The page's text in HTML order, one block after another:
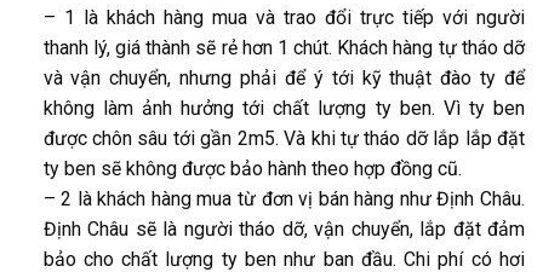
– 1 là khách hàng mua và trao đổi trực tiếp với người
thanh lý, giá thành sẽ rẻ hơn 1 chút. Khách hàng tự tháo dỡ
và vận chuyển, nhưng phải để ý tới kỹ thuật đào ty để
không làm ảnh hưởng tới chất lượng ty ben. Vì ty ben
được chôn sâu tới gần 2m5. Và khi tự tháo dỡ lắp lắp đặt
ty ben sẽ không được bảo hành theo hợp đồng cũ.
– 2 là khách hàng mua từ đơn vị bán hàng như Định Châu.
Định Châu sẽ là người tháo dỡ, vận chuyển, lắp đặt đảm
bảo cho chất lượng ty ben như ban đầu. Chi phí có hơi